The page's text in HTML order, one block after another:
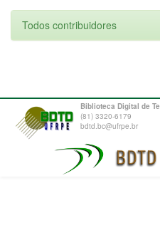
Todos contribuidores
Biblioteca Digital de
(81) 3320-6179
bdtd.bc@ufrpe.br